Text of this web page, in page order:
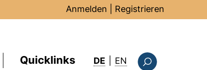
Anmelden Registrieren
Quicklinks DE EN : this page in